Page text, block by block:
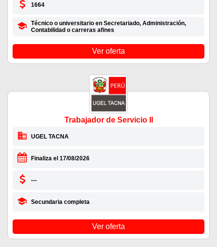
1664
Técnico o universitario en Secretariado, Administración,
Contabilidad o carreras afines
Ver oferta
Trabajador de Servicio II
UGEL TACNA
Finaliza el 17/08/2026
---
Secundaria completa
Ver oferta